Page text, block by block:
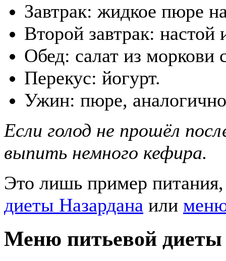
Завтрак: жидкое пюре
Второй завтрак: настой
Обед: салат из моркови
Перекус: йогурт.
Ужин: пюре, аналогично
Если голод не прошёл
выпить немного кефира.
Это лишь пример
диеты Назардана или
Меню питьевой диеты